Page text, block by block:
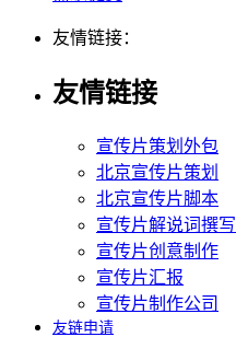
友情链接：
友情链接
宣传片策划外包
北京宣传片策划
北京宣传片脚本
宣传片解说词撰写
宣传片创意制作
宣传片汇报
宣传片制作公司
友链申请